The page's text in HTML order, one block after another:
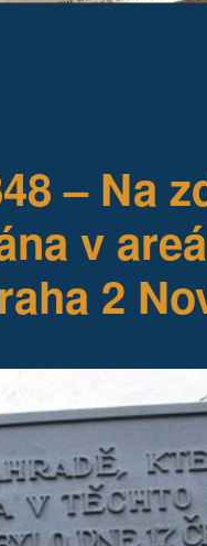
– Na
v
2